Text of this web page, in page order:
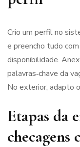
Crio um perfil no
e preencho tudo
disponibilidade.
palavras‑chave da
No exterior, adapto
Etapas da
checagens